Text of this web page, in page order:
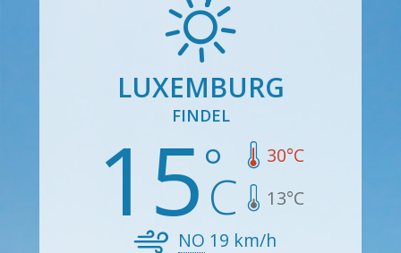
LUXEMBURG
FINDEL
15 30°C
13°C
NO 19 km/h